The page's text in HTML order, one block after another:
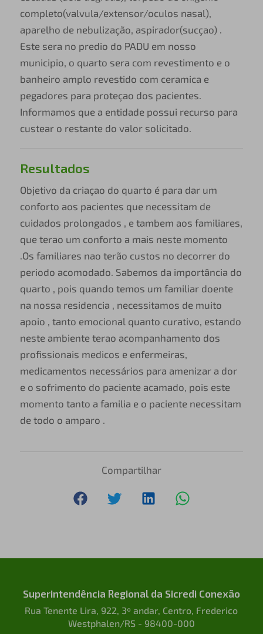
completo(valvula/extensor/oculos nasal),
aparelho de nebulização, aspirador(sucçao) .
Este sera no predio do PADU em nosso
municipio, o quarto sera com revestimento e o
banheiro amplo revestido com ceramica e
pegadores para proteçao dos pacientes.
Informamos que a entidade possui recurso para
custear o restante do valor solicitado.
Resultados
Objetivo da criaçao do quarto é para dar um
conforto aos pacientes que necessitam de
cuidados prolongados , e tambem aos familiares,
que terao um conforto a mais neste momento
.Os familiares nao terão custos no decorrer do
periodo acomodado. Sabemos da importância do
quarto , pois quando temos um familiar doente
na nossa residencia , necessitamos de muito
apoio , tanto emocional quanto curativo, estando
neste ambiente terao acompanhamento dos
profissionais medicos e enfermeiras,
medicamentos necessários para amenizar a dor
e o sofrimento do paciente acamado, pois este
momento tanto a familia e o paciente necessitam
de todo o amparo .
Compartilhar
Superintendência Regional da Sicredi Conexão
Rua Tenente Lira, 922, 3º andar, Centro, Frederico
Westphalen/RS - 98400-000